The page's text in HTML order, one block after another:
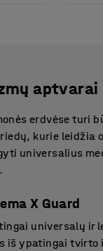
aptvarai
erdvėse turi
kurie leidžia
universalius
X Guard
universalų ir
iš ypatingai